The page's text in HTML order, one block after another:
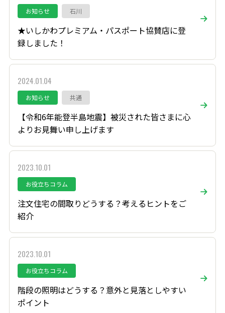
お知らせ 石川
★いしかわプレミアム・パスポート協賛店に登
録しました！
2024.01.04
お知らせ 共通
【令和6年能登半島地震】被災された皆さまに心
よりお見舞い申し上げます
2023.10.01
お役立ちコラム
注文住宅の間取りどうする？考えるヒントをご
紹介
2023.10.01
お役立ちコラム
階段の照明はどうする？意外と見落としやすい
ポイント